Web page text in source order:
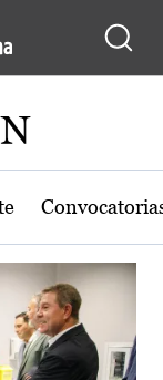
Castilla-